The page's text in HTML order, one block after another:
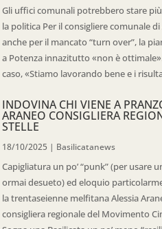
Gli uffici comunali potrebbero stare
la politica Per il consigliere comunale di
anche per il mancato “turn over”, la
a Potenza innazitutto «non è
caso, «Stiamo lavorando bene e i
INDOVINA CHI VIENE A
ARANEO CONSIGLIERA
STELLE
18/10/2025 | Basilicatanews
Capigliatura un po’ “punk” (per usare
ormai desueto) ed eloquio
la trentaseienne melfitana Alessia
consigliera regionale del Movimento